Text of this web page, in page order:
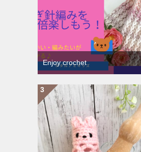
Enjoy crochet